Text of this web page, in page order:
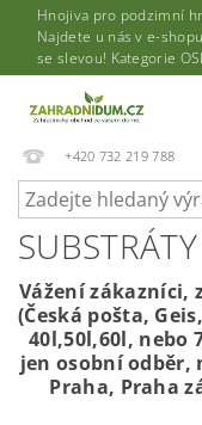
Hnojiva pro podzimní
Najdete u nás v e-
se slevou! Kategorie
+420 732 219 788
SUBSTRÁTY
Vážení zákazníci,
(Česká pošta,
40l,50l,60l, nebo
jen osobní odběr,
Praha, Praha